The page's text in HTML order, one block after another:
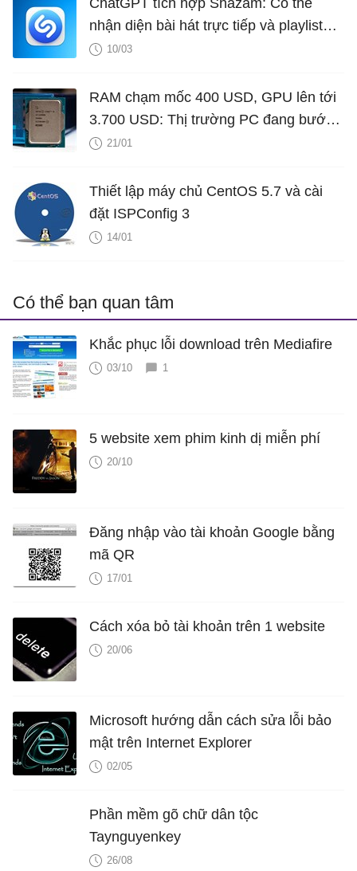
ChatGPT tích hợp Shazam: Có thể
nhận diện bài hát trực tiếp và playlist
ngay trong ứng dụng
10/03
RAM chạm mốc 400 USD, GPU lên tới
3.700 USD: Thị trường PC đang bước
vào cuộc khủng hoảng nghiêm trọng
21/01
Thiết lập máy chủ CentOS 5.7 và cài
đặt ISPConfig 3
14/01
Có thể bạn quan tâm
Khắc phục lỗi download trên Mediafire
03/10 1
5 website xem phim kinh dị miễn phí
20/10
Đăng nhập vào tài khoản Google bằng
mã QR
17/01
Cách xóa bỏ tài khoản trên 1 website
20/06
Microsoft hướng dẫn cách sửa lỗi bảo
mật trên Internet Explorer
02/05
Phần mềm gõ chữ dân tộc
Taynguyenkey
26/08